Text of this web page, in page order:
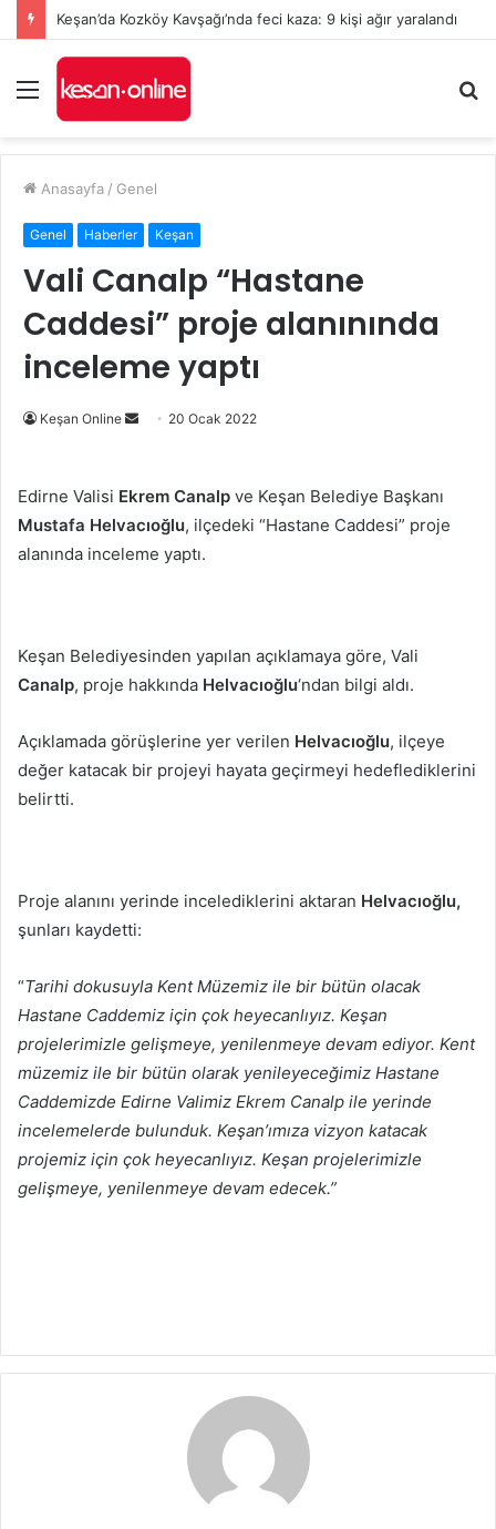
Keşan’da Kozköy Kavşağı’nda feci kaza: 9 kişi ağır yaralandı
Menü
...
Anasayfa / Genel
Genel Haberler Keşan
Vali Canalp “Hastane
Caddesi” proje alanınında
inceleme yaptı
Keşan Online
Bir
göndermek
20 Ocak 2022
Edirne Valisi Ekrem Canalp ve Keşan Belediye Başkanı
Mustafa Helvacıoğlu, ilçedeki “Hastane Caddesi” proje
alanında inceleme yaptı.
Keşan Belediyesinden yapılan açıklamaya göre, Vali
Canalp, proje hakkında Helvacıoğlu‘ndan bilgi aldı.
Açıklamada görüşlerine yer verilen Helvacıoğlu, ilçeye
değer katacak bir projeyi hayata geçirmeyi hedeflediklerini
belirtti.
Proje alanını yerinde incelediklerini aktaran Helvacıoğlu,
şunları kaydetti:
“Tarihi dokusuyla Kent Müzemiz ile bir bütün olacak
Hastane Caddemiz için çok heyecanlıyız. Keşan
projelerimizle gelişmeye, yenilenmeye devam ediyor. Kent
müzemiz ile bir bütün olarak yenileyeceğimiz Hastane
Caddemizde Edirne Valimiz Ekrem Canalp ile yerinde
incelemelerde bulunduk. Keşan’ımıza vizyon katacak
projemiz için çok heyecanlıyız. Keşan projelerimizle
gelişmeye, yenilenmeye devam edecek.”